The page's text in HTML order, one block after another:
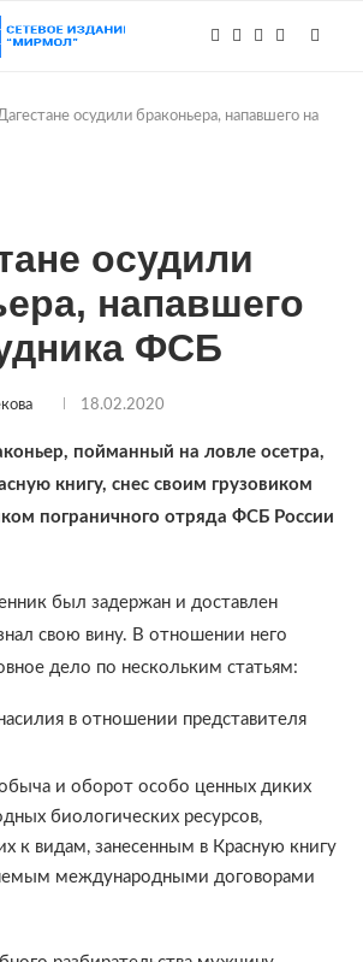
осудили браконьера, напавшего на
осудили
напавшего
ФСБ
18.02.2020
пойманный на ловле осетра,
книгу, снес своим грузовиком
пограничного отряда ФСБ России
был задержан и доставлен
свою вину. В отношении него
дело по нескольким статьям:
в отношении представителя
и оборот особо ценных диких
биологических ресурсов,
к видам, занесенным в Красную книгу
международными договорами